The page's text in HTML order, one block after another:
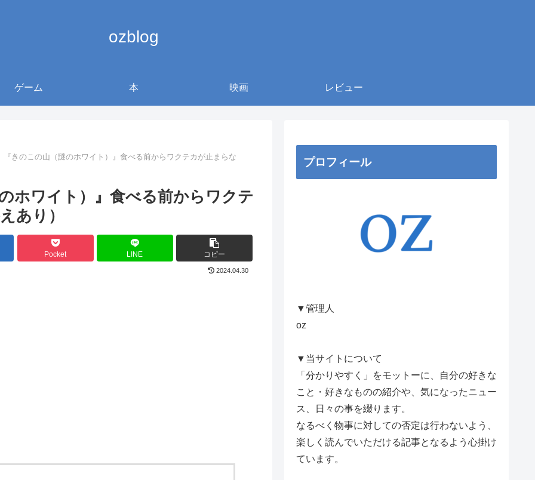
ozblog
ゲーム 本 映画 レビュー
『きのこの山（謎のホワイト）』食べる前からワクテカが止まらな
ホワイト）』食べる前からワクテ
あり）
Pocket LINE コピー
2024.04.30
プロフィール
▼管理人
oz
▼当サイトについて
「分かりやすく」をモットーに、自分の好きな
こと・好きなものの紹介や、気になったニュー
ス、日々の事を綴ります。
なるべく物事に対しての否定は行わないよう、
楽しく読んでいただける記事となるよう心掛け
ています。